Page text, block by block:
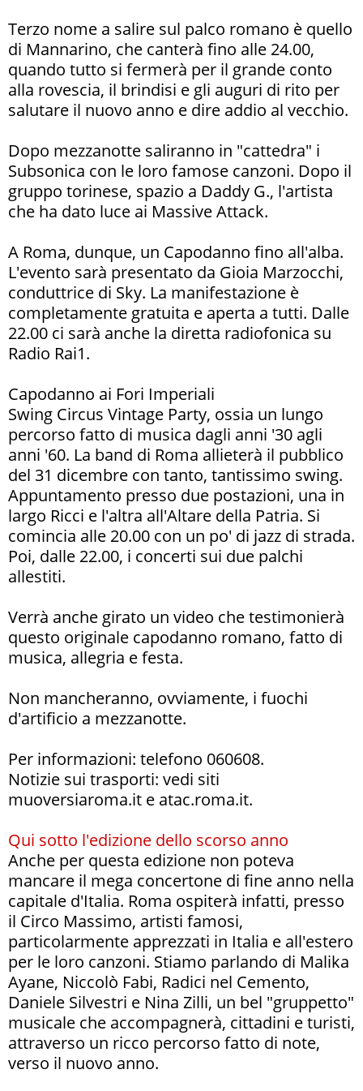
Terzo nome a salire sul palco romano è quello
di Mannarino, che canterà fino alle 24.00,
quando tutto si fermerà per il grande conto
alla rovescia, il brindisi e gli auguri di rito per
salutare il nuovo anno e dire addio al vecchio.
Dopo mezzanotte saliranno in "cattedra" i
Subsonica con le loro famose canzoni. Dopo il
gruppo torinese, spazio a Daddy G., l'artista
che ha dato luce ai Massive Attack.
A Roma, dunque, un Capodanno fino all'alba.
L'evento sarà presentato da Gioia Marzocchi,
conduttrice di Sky. La manifestazione è
completamente gratuita e aperta a tutti. Dalle
22.00 ci sarà anche la diretta radiofonica su
Radio Rai1.
Capodanno ai Fori Imperiali
Swing Circus Vintage Party, ossia un lungo
percorso fatto di musica dagli anni '30 agli
anni '60. La band di Roma allieterà il pubblico
del 31 dicembre con tanto, tantissimo swing.
Appuntamento presso due postazioni, una in
largo Ricci e l'altra all'Altare della Patria. Si
comincia alle 20.00 con un po' di jazz di strada.
Poi, dalle 22.00, i concerti sui due palchi
allestiti.
Verrà anche girato un video che testimonierà
questo originale capodanno romano, fatto di
musica, allegria e festa.
Non mancheranno, ovviamente, i fuochi
d'artificio a mezzanotte.
Per informazioni: telefono 060608.
Notizie sui trasporti: vedi siti
muoversiaroma.it e atac.roma.it.
Qui sotto l'edizione dello scorso anno
Anche per questa edizione non poteva
mancare il mega concertone di fine anno nella
capitale d'Italia. Roma ospiterà infatti, presso
il Circo Massimo, artisti famosi,
particolarmente apprezzati in Italia e all'estero
per le loro canzoni. Stiamo parlando di Malika
Ayane, Niccolò Fabi, Radici nel Cemento,
Daniele Silvestri e Nina Zilli, un bel "gruppetto"
musicale che accompagnerà, cittadini e turisti,
attraverso un ricco percorso fatto di note,
verso il nuovo anno.